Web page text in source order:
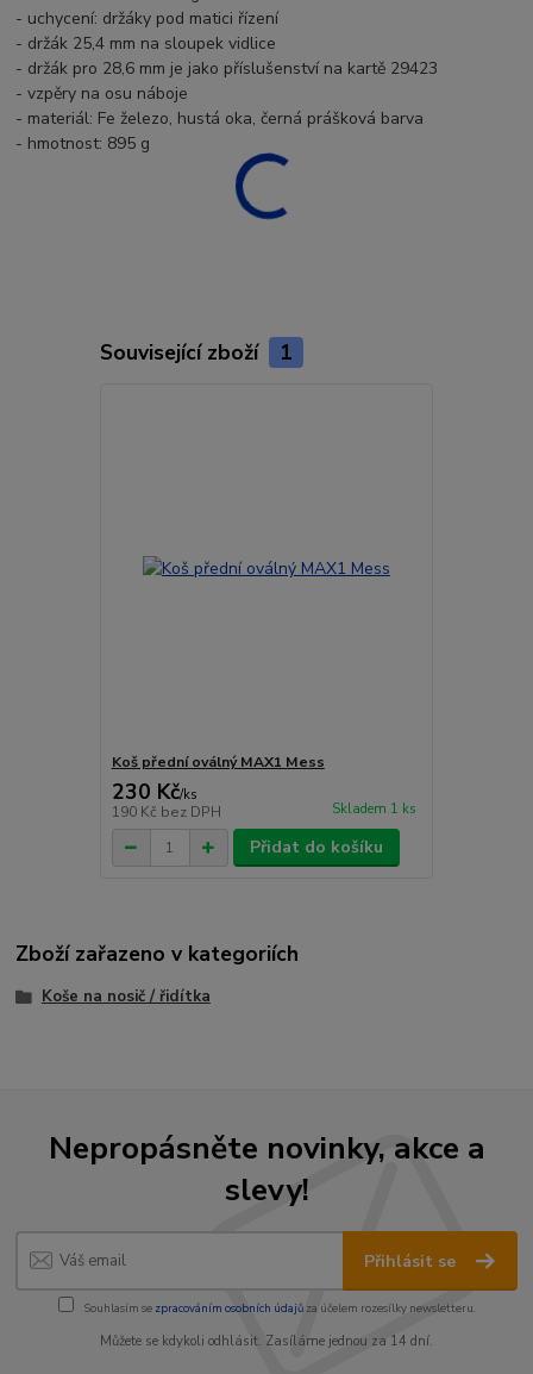
- uchycení: držáky pod matici řízení
- držák 25,4 mm na sloupek vidlice
- držák pro 28,6 mm je jako příslušenství na kartě 29423
- vzpěry na osu náboje
- materiál: Fe železo, hustá oka, černá prášková barva
- hmotnost: 895 g
Související zboží 1
Koš přední oválný MAX1 Mess
230 Kč/ks
190 Kč bez DPH Skladem 1 ks
Přidat do košíku
Zboží zařazeno v kategoriích
Koše na nosič / řidítka
Nepropásněte novinky, akce a
slevy!
Přihlásit se
Souhlasím se zpracováním osobních údajůza účelem rozesílky newsletteru.
Můžete se kdykoli odhlásit. Zasíláme jednou za 14 dní.